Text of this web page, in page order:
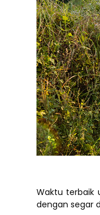
Waktu terbaik
dengan segar